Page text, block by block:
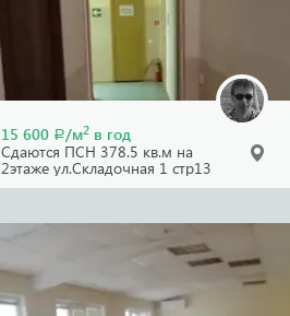
15 600 Р/м2 в год
Сдаются ПСН 378.5 кв.м на
2этаже ул.Складочная 1 стр13